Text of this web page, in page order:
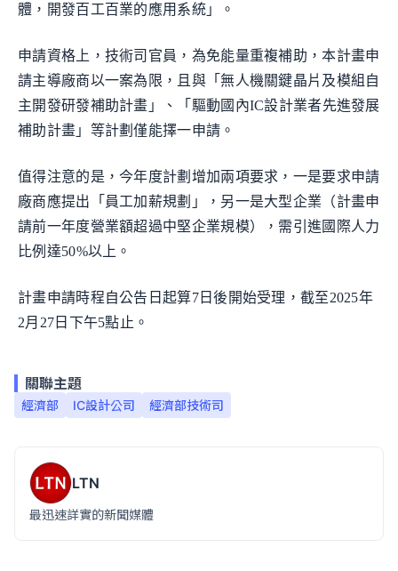
體，開發百工百業的應用系統」。
申請資格上，技術司官員，為免能量重複補助，本計畫申
請主導廠商以一案為限，且與「無人機關鍵晶片及模組自
主開發研發補助計畫」、「驅動國內IC設計業者先進發展
補助計畫」等計劃僅能擇一申請。
值得注意的是，今年度計劃增加兩項要求，一是要求申請
廠商應提出「員工加薪規劃」，另一是大型企業（計畫申
請前一年度營業額超過中堅企業規模），需引進國際人力
比例達50%以上。
計畫申請時程自公告日起算7日後開始受理，截至2025年
2月27日下午5點止。
關聯主題
經濟部 IC設計公司 經濟部技術司
LTN
最迅速詳實的新聞媒體